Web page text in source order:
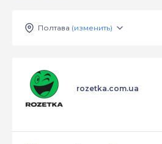
Полтава (изменить)
rozetka.com.ua